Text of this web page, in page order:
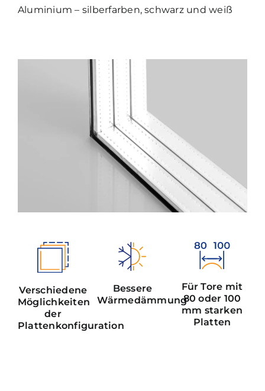
Verschiedene
Möglichkeiten
der
Plattenkonfiguration
Bessere
Wärmedämmung
Für Tore mit
80 oder 100
mm starken
Platten
Aluminium – silberfarben, schwarz und weiß